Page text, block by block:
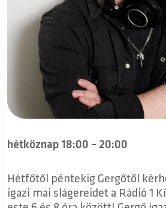
hétköznap 18:00 – 20:00
Hétfőtől péntekig Gergőtől
igazi mai slágereidet a Rádió 1